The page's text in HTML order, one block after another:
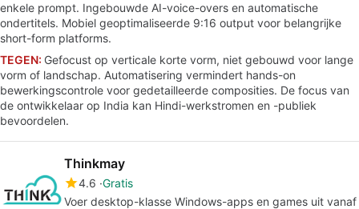
enkele prompt. Ingebouwde AI-voice-overs en automatische
ondertitels. Mobiel geoptimaliseerde 9:16 output voor belangrijke
short-form platforms.
TEGEN: Gefocust op verticale korte vorm, niet gebouwd voor lange
vorm of landschap. Automatisering vermindert hands-on
bewerkingscontrole voor gedetailleerde composities. De focus van
de ontwikkelaar op India kan Hindi-werkstromen en -publiek
bevoordelen.
Thinkmay
4.6 Gratis
Voer desktop-klasse Windows-apps en games uit vanaf